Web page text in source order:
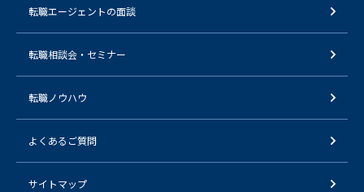
転職エージェントの面談
転職相談会・セミナー
転職ノウハウ
よくあるご質問
サイトマップ